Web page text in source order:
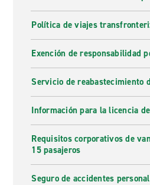
Política de viajes
Exención de responsabilidad
Servicio de reabastecimiento
Información para la licencia
Requisitos corporativos de
15 pasajeros
Seguro de accidentes